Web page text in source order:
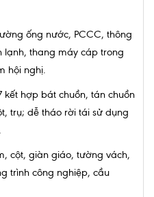
ống nước, PCCC, thông
lạnh, thang máy cáp trong
hội nghị.
kết hợp bát chuồn, tán chuồn
trụ; dễ tháo rời tái sử dụng
cột, giàn giáo, tường vách,
trình công nghiệp, cầu